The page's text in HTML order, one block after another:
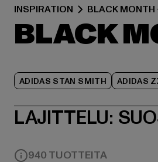
INSPIRATION BLACK MONTH
BLACK
ADIDAS STAN SMITH ADIDAS
LAJITTELU:
940 TUOTTEITA